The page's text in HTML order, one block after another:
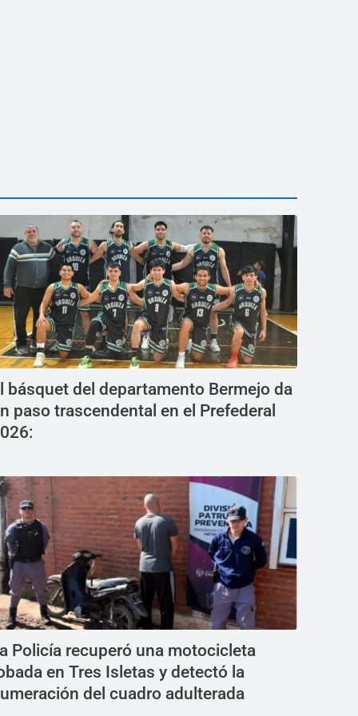
básquet del departamento Bermejo da
paso trascendental en el Prefederal
Policía recuperó una motocicleta
en Tres Isletas y detectó la
del cuadro adulterada